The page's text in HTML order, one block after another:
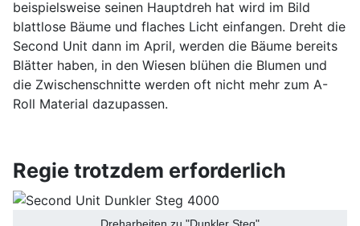
beispielsweise seinen Hauptdreh hat wird im Bild
blattlose Bäume und flaches Licht einfangen. Dreht die
Second Unit dann im April, werden die Bäume bereits
Blätter haben, in den Wiesen blühen die Blumen und
die Zwischenschnitte werden oft nicht mehr zum A-
Roll Material dazupassen.
Regie trotzdem erforderlich